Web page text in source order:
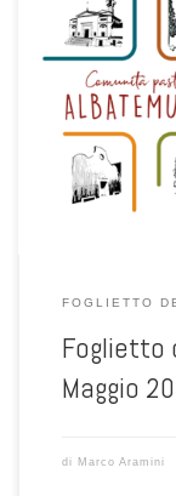
FOGLIETTO
Foglietto
Maggio
di Marco Aramini